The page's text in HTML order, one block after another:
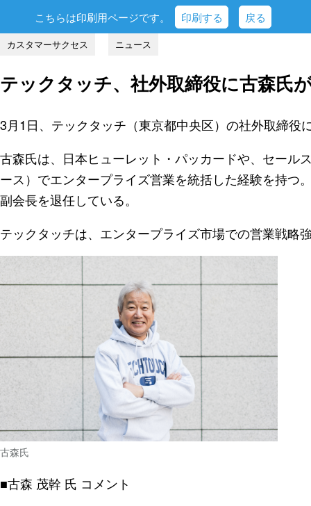
こちらは印刷用ページです。 印刷する 戻る
カスタマーサクセス ニュース
テックタッチ、社外取締役に古森氏
3月1日、テックタッチ（東京都中央区）の社外取締役
古森氏は、日本ヒューレット・パッカードや、セール
ース）でエンタープライズ営業を統括した経験を持つ
副会長を退任している。
テックタッチは、エンタープライズ市場での営業戦略
古森氏
■古森 茂幹 氏 コメント